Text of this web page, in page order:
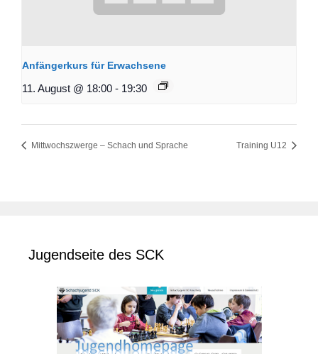
Anfängerkurs für Erwachsene
11. August @ 18:00 - 19:30
Mittwochszwerge – Schach und Sprache Training U12
Jugendseite des SCK